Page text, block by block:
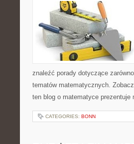
znaleźć porady dotyczące
tematów matematycznych.
ten blog o matematyce
CATEGORIES: BONN